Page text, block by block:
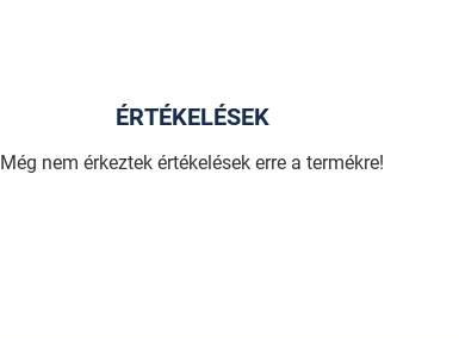
ÉRTÉKELÉSEK
Még nem érkeztek értékelések erre a termékre!